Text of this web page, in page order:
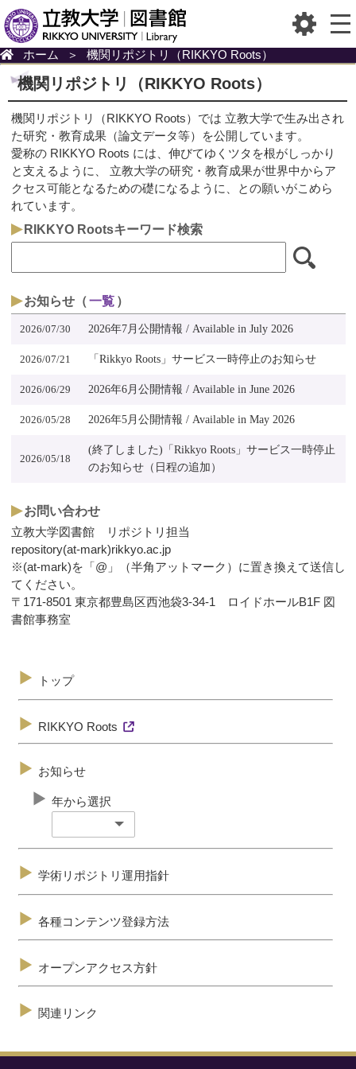
ホーム ＞ 機関リポジトリ（RIKKYO Roots）
機関リポジトリ（RIKKYO Roots）
機関リポジトリ（RIKKYO Roots）では 立教大学で生み出され
た研究・教育成果（論文データ等）を公開しています。
愛称の RIKKYO Roots には、伸びてゆくツタを根がしっかり
と支えるように、 立教大学の研究・教育成果が世界中からア
クセス可能となるための礎になるように、との願いがこめら
れています。
RIKKYO Rootsキーワード検索
お知らせ（一覧 ）
2026/07/30 2026年7月公開情報 / Available in July 2026
2026/07/21 「Rikkyo Roots」サービス一時停止のお知らせ
2026/06/29 2026年6月公開情報 / Available in June 2026
2026/05/28 2026年5月公開情報 / Available in May 2026
2026/05/18
(終了しました)「Rikkyo Roots」サービス一時停止
のお知らせ（日程の追加）
お問い合わせ
立教大学図書館 リポジトリ担当
repository(at-mark)rikkyo.ac.jp
※(at-mark)を「@」（半角アットマーク）に置き換えて送信し
てください。
〒171-8501 東京都豊島区西池袋3-34-1 ロイドホールB1F 図
書館事務室
トップ
RIKKYO Roots
お知らせ
年から選択
学術リポジトリ運用指針
各種コンテンツ登録方法
オープンアクセス方針
関連リンク